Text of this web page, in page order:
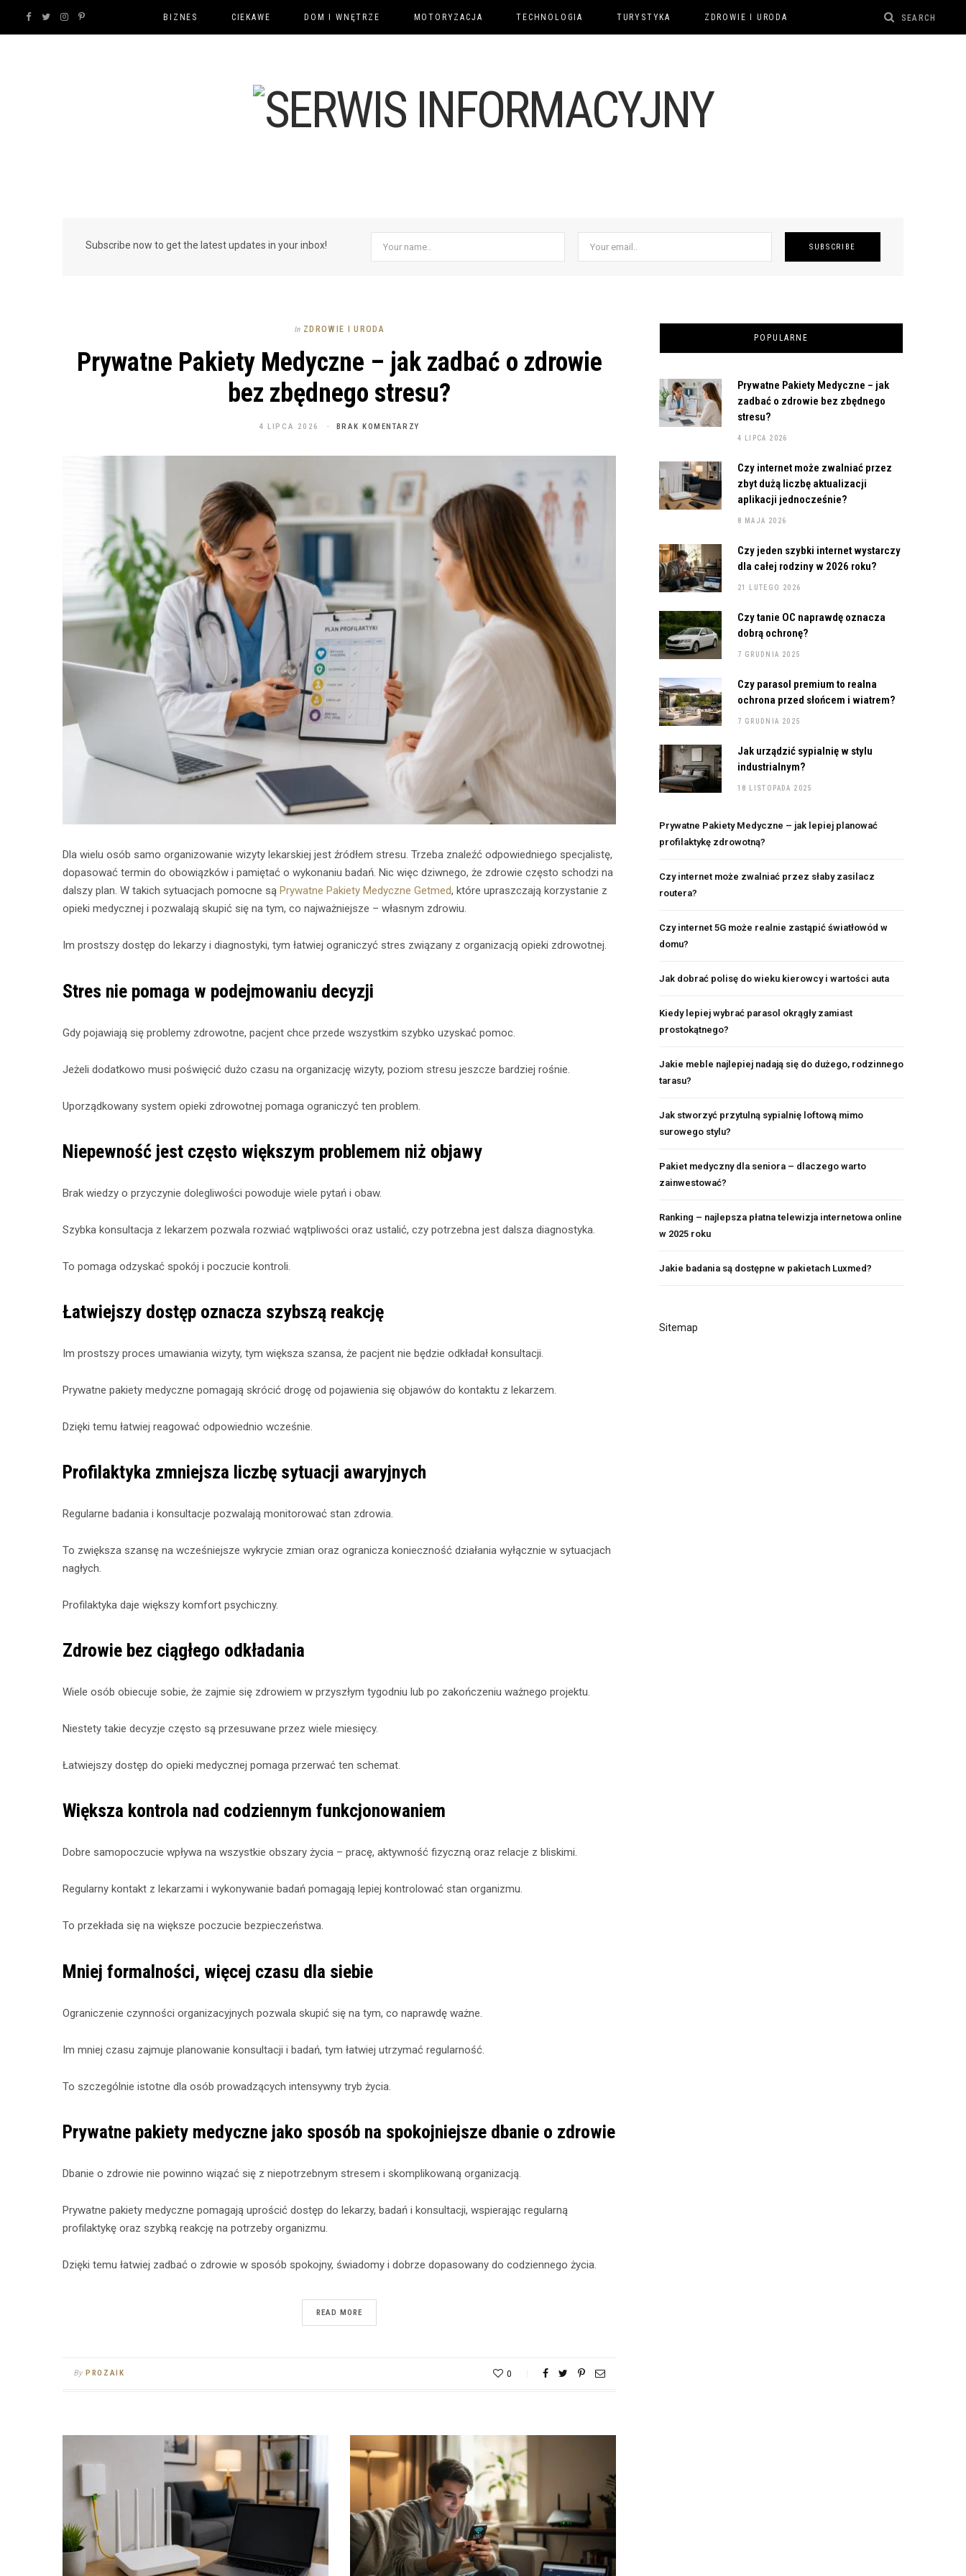
F T I P BIZNES CIEKAWE DOM I WNĘTRZE MOTORYZACJA TECHNOLOGIA TURYSTYKA ZDROWIE I URODA
Subscribe now to get the latest updates in your inbox!
In ZDROWIE I URODA
Prywatne Pakiety Medyczne – jak zadbać o zdrowie
bez zbędnego stresu?
4 LIPCA 2026 BRAK KOMENTARZY
Dla wielu osób samo organizowanie wizyty lekarskiej jest źródłem stresu. Trzeba znaleźć odpowiedniego specjalistę,
dopasować termin do obowiązków i pamiętać o wykonaniu badań. Nic więc dziwnego, że zdrowie często schodzi na
dalszy plan. W takich sytuacjach pomocne są Prywatne Pakiety Medyczne Getmed, które upraszczają korzystanie z
opieki medycznej i pozwalają skupić się na tym, co najważniejsze – własnym zdrowiu.
Im prostszy dostęp do lekarzy i diagnostyki, tym łatwiej ograniczyć stres związany z organizacją opieki zdrowotnej.
Stres nie pomaga w podejmowaniu decyzji
Gdy pojawiają się problemy zdrowotne, pacjent chce przede wszystkim szybko uzyskać pomoc.
Jeżeli dodatkowo musi poświęcić dużo czasu na organizację wizyty, poziom stresu jeszcze bardziej rośnie.
Uporządkowany system opieki zdrowotnej pomaga ograniczyć ten problem.
Niepewność jest często większym problemem niż objawy
Brak wiedzy o przyczynie dolegliwości powoduje wiele pytań i obaw.
Szybka konsultacja z lekarzem pozwala rozwiać wątpliwości oraz ustalić, czy potrzebna jest dalsza diagnostyka.
To pomaga odzyskać spokój i poczucie kontroli.
Łatwiejszy dostęp oznacza szybszą reakcję
Im prostszy proces umawiania wizyty, tym większa szansa, że pacjent nie będzie odkładał konsultacji.
Prywatne pakiety medyczne pomagają skrócić drogę od pojawienia się objawów do kontaktu z lekarzem.
Dzięki temu łatwiej reagować odpowiednio wcześnie.
Profilaktyka zmniejsza liczbę sytuacji awaryjnych
Regularne badania i konsultacje pozwalają monitorować stan zdrowia.
To zwiększa szansę na wcześniejsze wykrycie zmian oraz ogranicza konieczność działania wyłącznie w sytuacjach
nagłych.
Profilaktyka daje większy komfort psychiczny.
Zdrowie bez ciągłego odkładania
Wiele osób obiecuje sobie, że zajmie się zdrowiem w przyszłym tygodniu lub po zakończeniu ważnego projektu.
Niestety takie decyzje często są przesuwane przez wiele miesięcy.
Łatwiejszy dostęp do opieki medycznej pomaga przerwać ten schemat.
Większa kontrola nad codziennym funkcjonowaniem
Dobre samopoczucie wpływa na wszystkie obszary życia – pracę, aktywność fizyczną oraz relacje z bliskimi.
Regularny kontakt z lekarzami i wykonywanie badań pomagają lepiej kontrolować stan organizmu.
To przekłada się na większe poczucie bezpieczeństwa.
Mniej formalności, więcej czasu dla siebie
Ograniczenie czynności organizacyjnych pozwala skupić się na tym, co naprawdę ważne.
Im mniej czasu zajmuje planowanie konsultacji i badań, tym łatwiej utrzymać regularność.
To szczególnie istotne dla osób prowadzących intensywny tryb życia.
Prywatne pakiety medyczne jako sposób na spokojniejsze dbanie o zdrowie
Dbanie o zdrowie nie powinno wiązać się z niepotrzebnym stresem i skomplikowaną organizacją.
Prywatne pakiety medyczne pomagają uprościć dostęp do lekarzy, badań i konsultacji, wspierając regularną
profilaktykę oraz szybką reakcję na potrzeby organizmu.
Dzięki temu łatwiej zadbać o zdrowie w sposób spokojny, świadomy i dobrze dopasowany do codziennego życia.
READ MORE
By PROZAIK 0
POPULARNE
Prywatne Pakiety Medyczne – jak
zadbać o zdrowie bez zbędnego
stresu?
4 LIPCA 2026
Czy internet może zwalniać przez
zbyt dużą liczbę aktualizacji
aplikacji jednocześnie?
8 MAJA 2026
Czy jeden szybki internet wystarczy
dla całej rodziny w 2026 roku?
21 LUTEGO 2026
Czy tanie OC naprawdę oznacza
dobrą ochronę?
7 GRUDNIA 2025
Czy parasol premium to realna
ochrona przed słońcem i wiatrem?
7 GRUDNIA 2025
Jak urządzić sypialnię w stylu
industrialnym?
18 LISTOPADA 2025
Prywatne Pakiety Medyczne – jak lepiej planować
profilaktykę zdrowotną?
Czy internet może zwalniać przez słaby zasilacz
routera?
Czy internet 5G może realnie zastąpić światłowód w
domu?
Jak dobrać polisę do wieku kierowcy i wartości auta
Kiedy lepiej wybrać parasol okrągły zamiast
prostokątnego?
Jakie meble najlepiej nadają się do dużego, rodzinnego
tarasu?
Jak stworzyć przytulną sypialnię loftową mimo
surowego stylu?
Pakiet medyczny dla seniora – dlaczego warto
zainwestować?
Ranking – najlepsza płatna telewizja internetowa online
w 2025 roku
Jakie badania są dostępne w pakietach Luxmed?
Sitemap